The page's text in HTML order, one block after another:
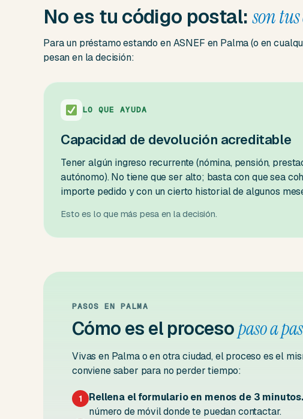
No es tu código postal:son
Para un préstamo estando en ASNEF en Palma (o en
pesan en la decisión:
LO QUE AYUDA
Capacidad de devolución acreditable
Tener algún ingreso recurrente (nómina, pensión,
autónomo). No tiene que ser alto; basta con que sea
importe pedido y con un cierto historial de algunos
Esto es lo que más pesa en la decisión.
PASOS EN PALMA
Cómo es el procesopaso a
Vivas en Palma o en otra ciudad, el proceso es el
conviene saber para no perder tiempo:
1 Rellena el formulario en menos de 3 minutos.
número de móvil donde te puedan contactar.